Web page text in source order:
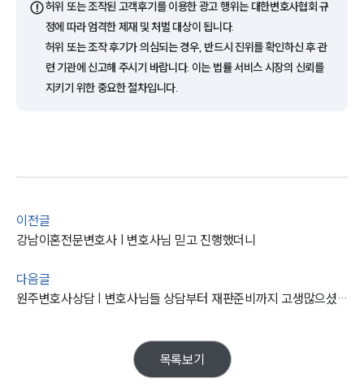
업무사례
이혼 주요 업무사례
사례분석/최신동향
이혼 법률정보
전체
이혼 양육비계산기
이혼전문변호사
⚠️허위 또는 조작된 고객후기를 이용한 광고 행위는 대한변호사협회 규
정에 따라 엄격한 제재 및 처벌 대상이 됩니다.
허위 또는 조작 후기가 의심되는 경우, 반드시 진위를 확인하신 후 관
련 기관에 신고해 주시기 바랍니다. 이는 법률 서비스 시장의 신뢰를
지키기 위한 중요한 절차입니다.
이전글
강남이혼전문변호사 | 변호사님 믿고 진행했더니
다음글
원주변호사상담 | 변호사님들 상담부터 재판준비까지 고생많으셨습니다.
목록보기